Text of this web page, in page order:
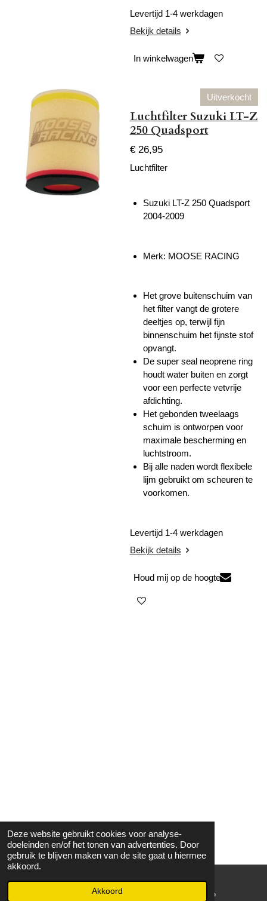
Deze website gebruikt cookies voor analyse-
doeleinden en/of het tonen van advertenties. Door
gebruik te blijven maken van de site gaat u hiermee
akkoord.
Akkoord
Levertijd 1-4 werkdagen
Bekijk details
In winkelwagen
Uitverkocht
Luchtfilter Suzuki LT-Z
250 Quadsport
€ 26,95
Luchtfilter
Suzuki LT-Z 250 Quadsport
2004-2009
Merk: MOOSE RACING
Het grove buitenschuim van
het filter vangt de grotere
deeltjes op, terwijl fijn
binnenschuim het fijnste stof
opvangt.
De super seal neoprene ring
houdt water buiten en zorgt
voor een perfecte vetvrije
afdichting.
Het gebonden tweelaags
schuim is ontworpen voor
maximale bescherming en
luchtstroom.
Bij alle naden wordt flexibele
lijm gebruikt om scheuren te
voorkomen.
Levertijd 1-4 werkdagen
Bekijk details
Houd mij op de hoogte
WhatsApp